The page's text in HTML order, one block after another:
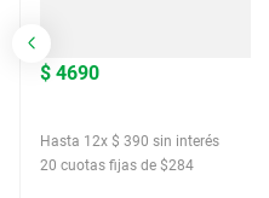
$ 4690
Hasta 12x $ 390 sin interés
20 cuotas fijas de $284